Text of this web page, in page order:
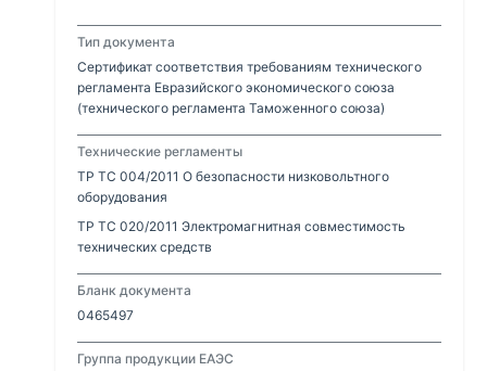
Тип документа
Сертификат соответствия требованиям технического
регламента Евразийского экономического союза
(технического регламента Таможенного союза)
Технические регламенты
ТР ТС 004/2011 О безопасности низковольтного
оборудования
ТР ТС 020/2011 Электромагнитная совместимость
технических средств
Бланк документа
0465497
Группа продукции ЕАЭС